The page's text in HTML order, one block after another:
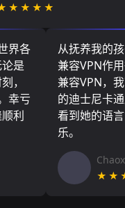
界各
是
，
幸亏
利
从抚养我的
兼容VPN作
兼容VPN，
的迪士尼卡
看到她的语
乐。